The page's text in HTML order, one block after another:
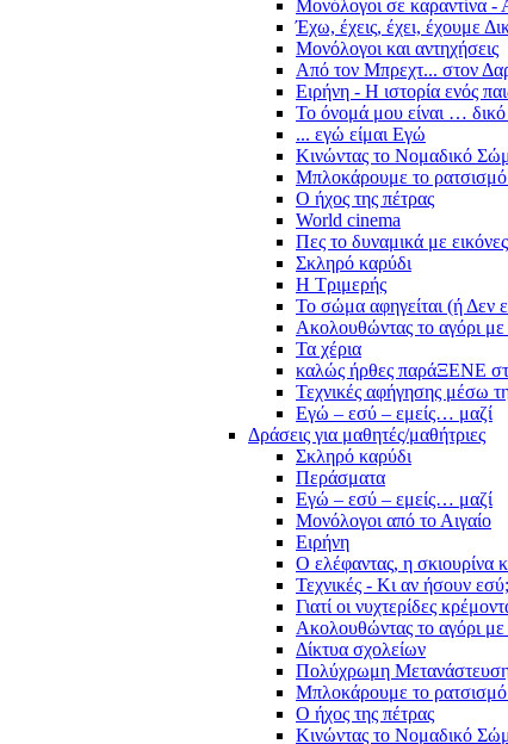
Μονόλογοι σε καραντίνα -
Έχω, έχεις, έχει, έχουμε
Μονόλογοι και αντηχήσεις
Από τον Μπρεχτ... στον
Ειρήνη - Η ιστορία ενός
Το όνομά μου είναι …
... εγώ είμαι Εγώ
Κινώντας το Νομαδικό
Μπλοκάρουμε το ρατσισμό
Ο ήχος της πέτρας
World cinema
Πες το δυναμικά με
Σκληρό καρύδι
Η Τριμερής
Το σώμα αφηγείται (ή Δεν
Ακολουθώντας το αγόρι με
Τα χέρια
καλώς ήρθες παράΞΕΝΕ
Τεχνικές αφήγησης μέσω
Εγώ – εσύ – εμείς… μαζί
Δράσεις για μαθητές/μαθήτριες
Σκληρό καρύδι
Περάσματα
Εγώ – εσύ – εμείς… μαζί
Μονόλογοι από το Αιγαίο
Ειρήνη
Ο ελέφαντας, η σκιουρίνα
Τεχνικές - Κι αν ήσουν εσύ;
Γιατί οι νυχτερίδες
Ακολουθώντας το αγόρι με
Δίκτυα σχολείων
Πολύχρωμη
Μπλοκάρουμε το ρατσισμό
Ο ήχος της πέτρας
Κινώντας το Νομαδικό